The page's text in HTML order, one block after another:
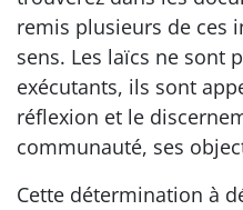
remis plusieurs de ces
sens. Les laïcs ne sont
exécutants, ils sont
réflexion et le
communauté, ses
Cette détermination à